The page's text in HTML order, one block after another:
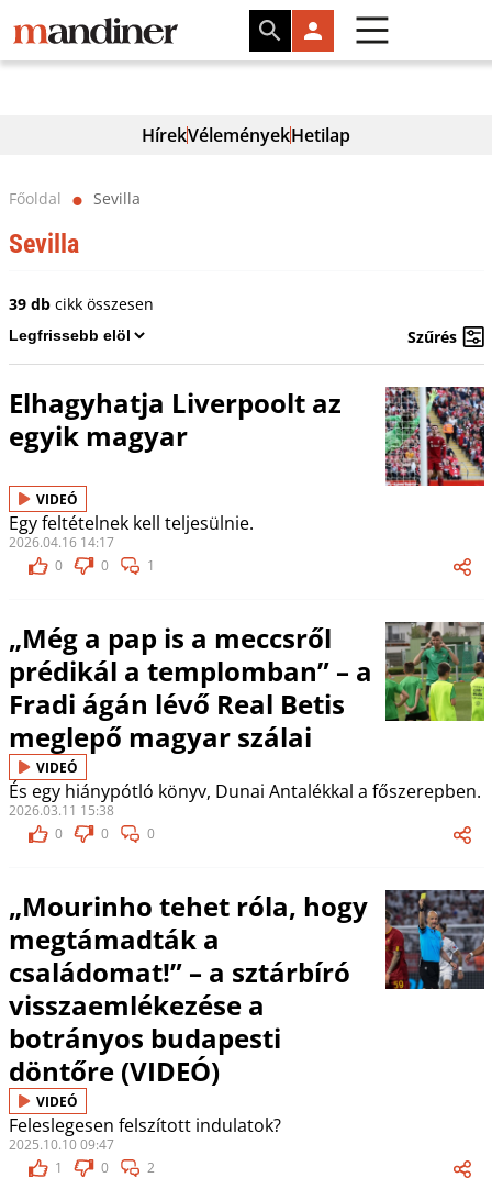
HírekVéleményekHetilap
Főoldal ⬤ Sevilla
Sevilla
39 dbcikk összesen
Szűrés
Elhagyhatja Liverpoolt az
egyik magyar
VIDEÓ
Egy feltételnek kell teljesülnie.
2026.04.16 14:17
0
0 1
„Még a pap is a meccsről
prédikál a templomban” – a
Fradi ágán lévő Real Betis
meglepő magyar szálai
VIDEÓ
És egy hiánypótló könyv, Dunai Antalékkal a főszerepben.
2026.03.11 15:38
0
0 0
„Mourinho tehet róla, hogy
megtámadták a
családomat!” – a sztárbíró
visszaemlékezése a
botrányos budapesti
döntőre (VIDEÓ)
VIDEÓ
Feleslegesen felszított indulatok?
2025.10.10 09:47
1
0 2